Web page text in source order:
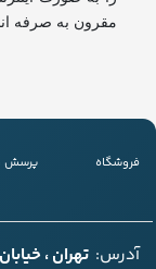
مقرون به صرفه
فروشگاه پرسش
آدرس: تهران ،